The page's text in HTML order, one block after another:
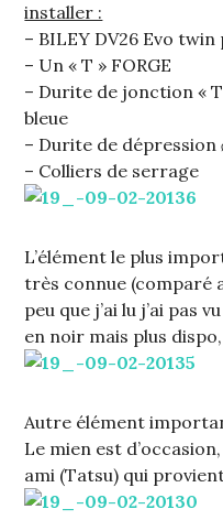
installer :
– BILEY DV26 Evo
– Un « T » FORGE
– Durite de jonction «
bleue
– Durite de dépression
– Colliers de serrage
L’élément le plus
très connue (comparé
peu que j’ai lu j’ai pas
en noir mais plus
Autre élément
Le mien est
ami (Tatsu) qui